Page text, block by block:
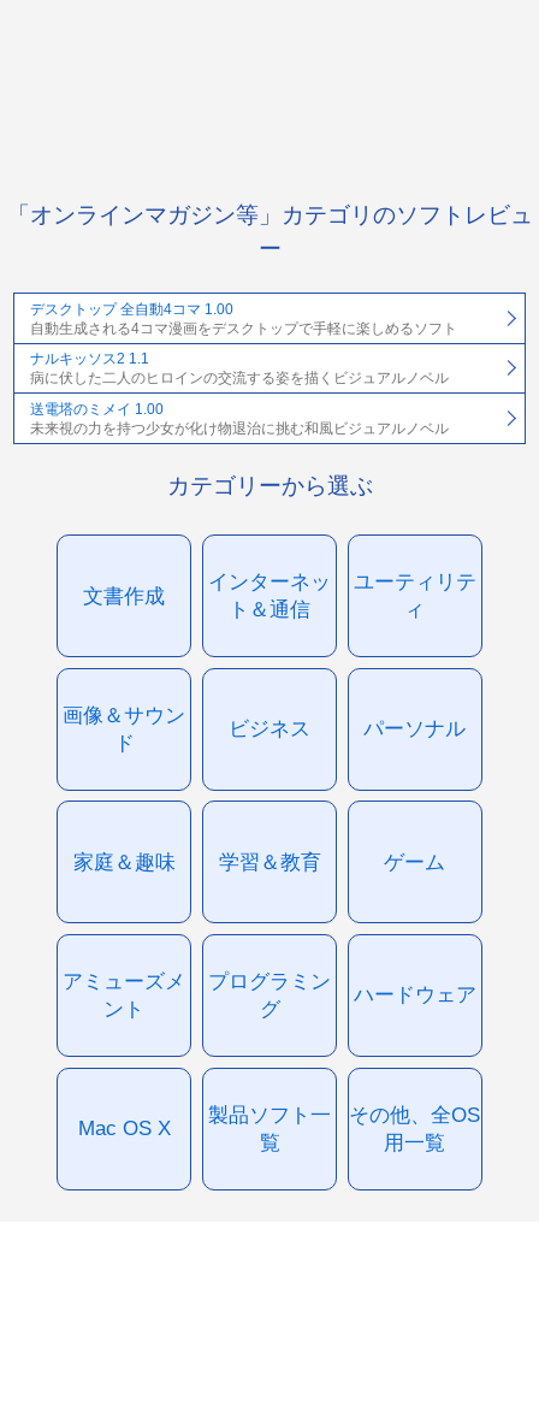
「オンラインマガジン等」カテゴリのソフトレビュ
ー
デスクトップ 全自動4コマ 1.00
自動生成される4コマ漫画をデスクトップで手軽に楽しめるソフト
ナルキッソス2 1.1
病に伏した二人のヒロインの交流する姿を描くビジュアルノベル
送電塔のミメイ 1.00
未来視の力を持つ少女が化け物退治に挑む和風ビジュアルノベル
カテゴリーから選ぶ
文書作成
インターネッ
ト＆通信
ユーティリテ
ィ
画像＆サウン
ド
ビジネス パーソナル
家庭＆趣味 学習＆教育 ゲーム
アミューズメ
ント
プログラミン
グ
ハードウェア
Mac OS X
製品ソフト一
覧
その他、全OS
用一覧